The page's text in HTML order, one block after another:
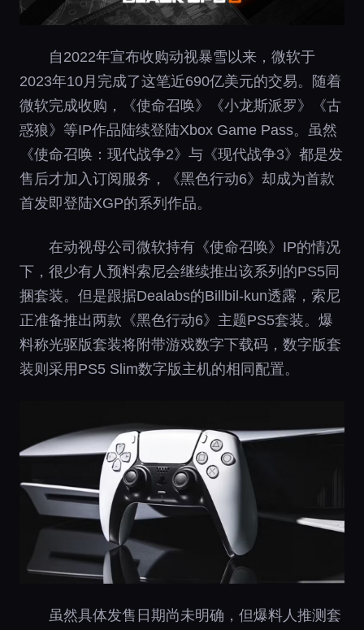
自2022年宣布收购动视暴雪以来，微软于
2023年10月完成了这笔近690亿美元的交易。随着
微软完成收购，《使命召唤》《小龙斯派罗》《古
惑狼》等IP作品陆续登陆Xbox Game Pass。虽然
《使命召唤：现代战争2》与《现代战争3》都是发
售后才加入订阅服务，《黑色行动6》却成为首款
首发即登陆XGP的系列作品。
在动视母公司微软持有《使命召唤》IP的情况
下，很少有人预料索尼会继续推出该系列的PS5同
捆套装。但是跟据Dealabs的Billbil-kun透露，索尼
正准备推出两款《黑色行动6》主题PS5套装。爆
料称光驱版套装将附带游戏数字下载码，数字版套
装则采用PS5 Slim数字版主机的相同配置。
虽然具体发售日期尚未明确，但爆料人推测套